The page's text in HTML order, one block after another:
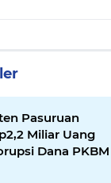
Pasuruan
Miliar Uang
Dana PKBM